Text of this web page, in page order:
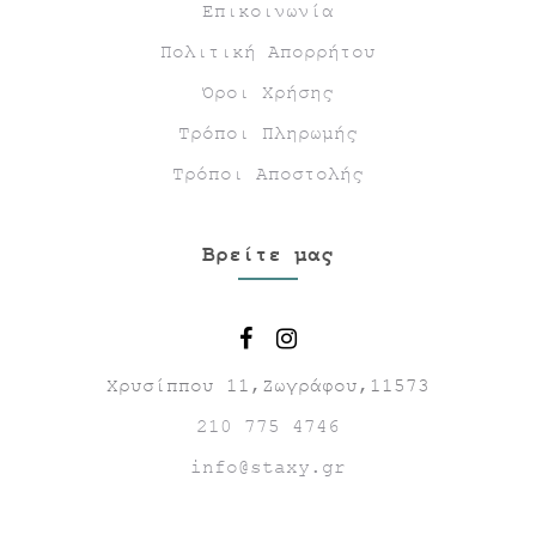
Επικοινωνία
Πολιτική Απορρήτου
Όροι Χρήσης
Τρόποι Πληρωμής
Τρόποι Αποστολής
Βρείτε μας
Χρυσίππου 11,Ζωγράφου,11573
210 775 4746
info@staxy.gr